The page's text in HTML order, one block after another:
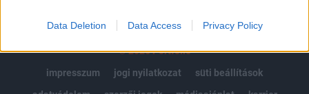
Data Deletion Data Access Privacy Policy
© 2026 Portfolio
impresszum
jogi nyilatkozat
süti beállítások